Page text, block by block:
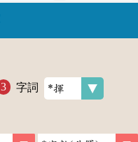
字詞